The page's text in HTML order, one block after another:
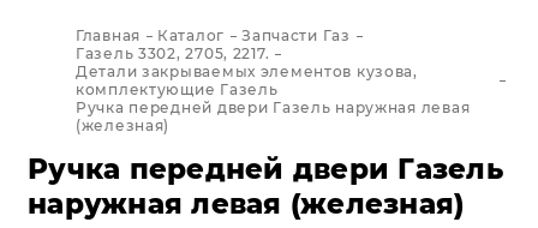
Главная Каталог
Запчасти Газ
Газель 3302, 2705, 2217.
Детали закрываемых элементов кузова,
комплектующие Газель
Ручка передней двери Газель наружная левая
(железная)
Ручка передней двери Газель
наружная левая (железная)